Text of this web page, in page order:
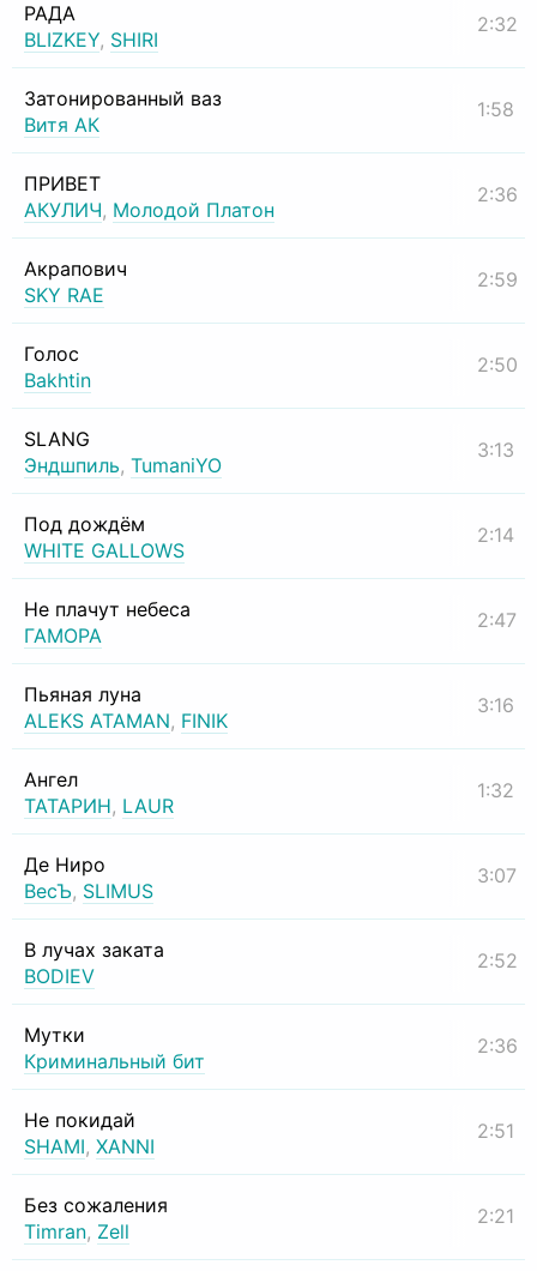
РАДА
BLIZKEY, SHIRI
2:32
Затонированный ваз
Витя АК
1:58
ПРИВЕТ
АКУЛИЧ, Молодой Платон
2:36
Акрапович
SKY RAE
2:59
Голос
Bakhtin
2:50
SLANG
Эндшпиль, TumaniYO
3:13
Под дождём
WHITE GALLOWS
2:14
Не плачут небеса
ГАМОРА
2:47
Пьяная луна
ALEKS ATAMAN, FINIK
3:16
Ангел
ТАТАРИН, LAUR
1:32
Де Ниро
ВесЪ, SLIMUS
3:07
В лучах заката
BODIEV
2:52
Мутки
Криминальный бит
2:36
Не покидай
SHAMI, XANNI
2:51
Без сожаления
Timran, Zell
2:21